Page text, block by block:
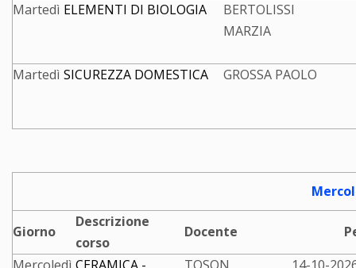
Martedì ELEMENTI DI BIOLOGIA
BERTOLISSI
MARZIA
Martedì SICUREZZA DOMESTICA GROSSA PAOLO
Giorno
Descrizione
corso
Docente